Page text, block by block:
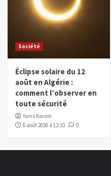
Société
Éclipse solaire du 12
août en Algérie :
comment l’observer en
toute sécurité
Yanis Kacem
6 août 2026 à 12:10
0